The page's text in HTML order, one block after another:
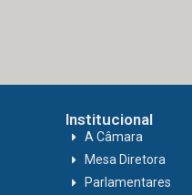
Institucional
A Câmara
Mesa Diretora
Parlamentares